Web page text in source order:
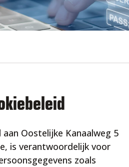
Oostelijke Kanaalweg 5
is verantwoordelijk voor
zoals